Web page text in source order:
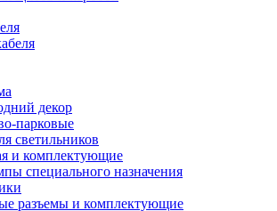
декор
парковые
светильников
и комплектующие
специального назначения
разъемы и комплектующие